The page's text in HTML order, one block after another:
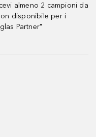
almeno 2 campioni da
disponibile per i
Partner"